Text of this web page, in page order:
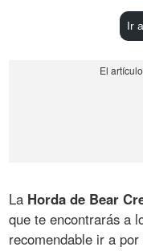
Ir
La Horda de Bear
que te encontrarás a
recomendable ir a